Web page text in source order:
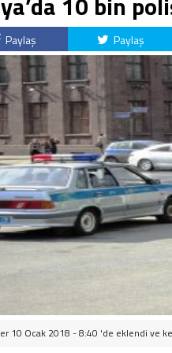
Paylaş Paylaş
10 Ocak 2018 - 8:40 'de eklendi ve